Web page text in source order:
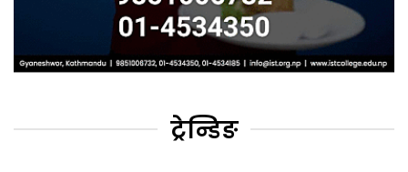
ट्रेन्डिङ